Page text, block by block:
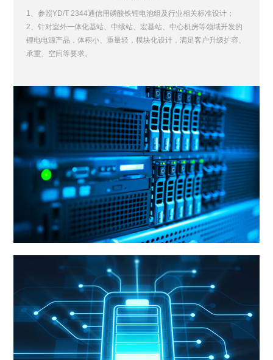
1、参照YD/T 2344通信用磷酸铁锂电池组及行业相关标准设计；
2、针对室外一体化基站、中续站、宏基站、中心机房等领域开发的
锂电电源产品，体积小、重量轻，模块化设计，满足客户升级扩容、
承重、空间等要求。